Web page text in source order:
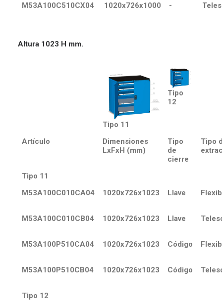
M53A100C510CX04 1020x726x1000 -
Altura 1023 H mm.
Tipo 11
Tipo
12
Artículo
Dimensiones
LxFxH (mm)
Tipo
de
cierre
Tipo
Tipo 11
M53A100C010CA04
1020x726x1023 Llave
M53A100C010CB04 1020x726x1023 Llave
M53A100P510CA04 1020x726x1023 Código
M53A100P510CB04 1020x726x1023 Código
Tipo 12